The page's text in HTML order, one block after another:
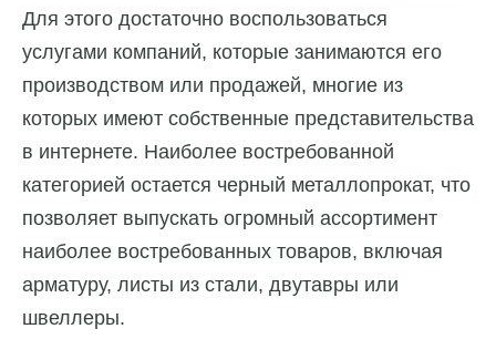
Для этого достаточно воспользоваться
услугами компаний, которые занимаются его
производством или продажей, многие из
которых имеют собственные представительства
в интернете. Наиболее востребованной
категорией остается черный металлопрокат, что
позволяет выпускать огромный ассортимент
наиболее востребованных товаров, включая
арматуру, листы из стали, двутавры или
швеллеры.